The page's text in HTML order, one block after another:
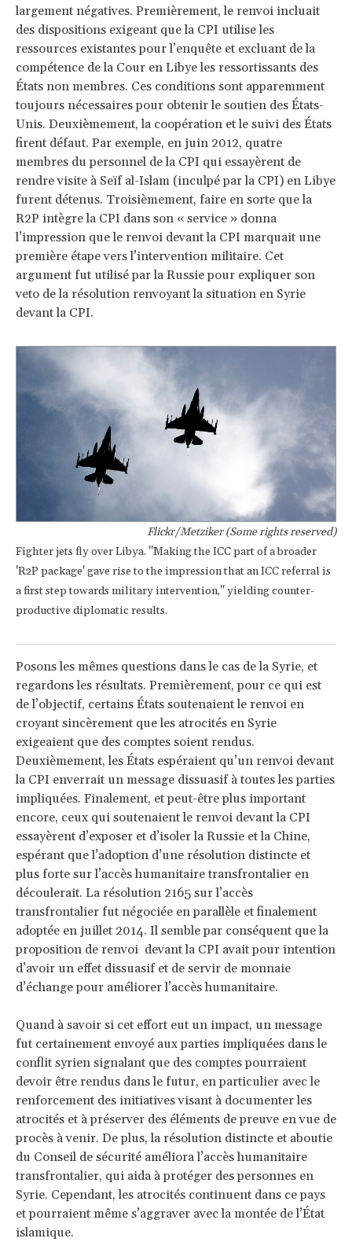
largement négatives. Premièrement, le renvoi incluait
des dispositions exigeant que la CPI utilise les
ressources existantes pour l’enquête et excluant de la
compétence de la Cour en Libye les ressortissants des
États non membres. Ces conditions sont apparemment
toujours nécessaires pour obtenir le soutien des États-
Unis. Deuxièmement, la coopération et le suivi des États
firent défaut. Par exemple, en juin 2012, quatre
membres du personnel de la CPI qui essayèrent de
rendre visite à Seïf al-Islam (inculpé par la CPI) en Libye
furent détenus. Troisièmement, faire en sorte que la
R2P intègre la CPI dans son « service » donna
l’impression que le renvoi devant la CPI marquait une
première étape vers l’intervention militaire. Cet
argument fut utilisé par la Russie pour expliquer son
veto de la résolution renvoyant la situation en Syrie
devant la CPI.
Flickr/Metziker (Some rights reserved)
Fighter jets fly over Libya. "Making the ICC part of a broader
'R2P package' gave rise to the impression that an ICC referral is
a first step towards military intervention," yielding counter-
productive diplomatic results.
Posons les mêmes questions dans le cas de la Syrie, et
regardons les résultats. Premièrement, pour ce qui est
de l’objectif, certains États soutenaient le renvoi en
croyant sincèrement que les atrocités en Syrie
exigeaient que des comptes soient rendus.
Deuxièmement, les États espéraient qu’un renvoi devant
la CPI enverrait un message dissuasif à toutes les parties
impliquées. Finalement, et peut-être plus important
encore, ceux qui soutenaient le renvoi devant la CPI
essayèrent d’exposer et d’isoler la Russie et la Chine,
espérant que l’adoption d’une résolution distincte et
plus forte sur l’accès humanitaire transfrontalier en
découlerait. La résolution 2165 sur l’accès
transfrontalier fut négociée en parallèle et finalement
adoptée en juillet 2014. Il semble par conséquent que la
proposition de renvoi devant la CPI avait pour intention
d’avoir un effet dissuasif et de servir de monnaie
d’échange pour améliorer l’accès humanitaire.
Quand à savoir si cet effort eut un impact, un message
fut certainement envoyé aux parties impliquées dans le
conflit syrien signalant que des comptes pourraient
devoir être rendus dans le futur, en particulier avec le
renforcement des initiatives visant à documenter les
atrocités et à préserver des éléments de preuve en vue de
procès à venir. De plus, la résolution distincte et aboutie
du Conseil de sécurité améliora l’accès humanitaire
transfrontalier, qui aida à protéger des personnes en
Syrie. Cependant, les atrocités continuent dans ce pays
et pourraient même s’aggraver avec la montée de l’État
islamique.